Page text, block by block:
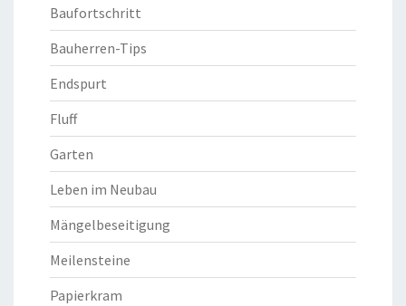
Baufortschritt
Bauherren-Tips
Endspurt
Fluff
Garten
Leben im Neubau
Mängelbeseitigung
Meilensteine
Papierkram